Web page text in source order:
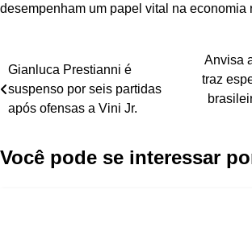
desempenham um papel vital na economia
Navegação
de
Post
Gianluca Prestianni é
suspenso por seis partidas
após ofensas a Vini Jr.
Anvisa
traz
Você pode se interessar